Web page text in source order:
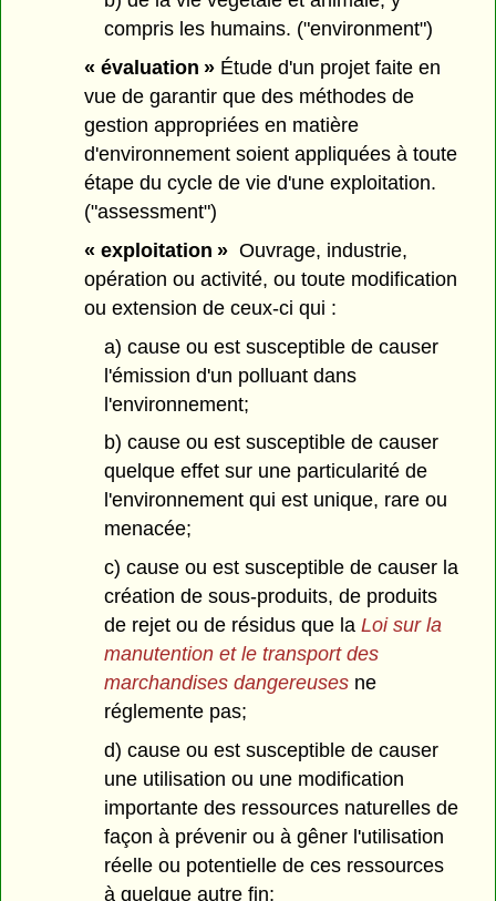
compris les humains. ("environment")
« évaluation » Étude d'un projet faite en
vue de garantir que des méthodes de
gestion appropriées en matière
d'environnement soient appliquées à toute
étape du cycle de vie d'une exploitation.
("assessment")
« exploitation » Ouvrage, industrie,
opération ou activité, ou toute modification
ou extension de ceux-ci qui :
a) cause ou est susceptible de causer
l'émission d'un polluant dans
l'environnement;
b) cause ou est susceptible de causer
quelque effet sur une particularité de
l'environnement qui est unique, rare ou
menacée;
c) cause ou est susceptible de causer la
création de sous-produits, de produits
de rejet ou de résidus que la Loi sur la
manutention et le transport des
marchandises dangereusesne
réglemente pas;
d) cause ou est susceptible de causer
une utilisation ou une modification
importante des ressources naturelles de
façon à prévenir ou à gêner l'utilisation
réelle ou potentielle de ces ressources
à quelque autre fin;